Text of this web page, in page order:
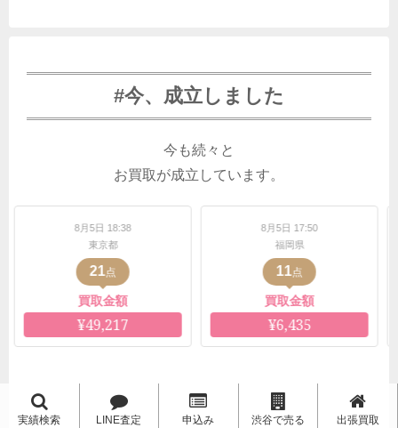
#今、成立しました
今も続々と
お買取が成立しています。
実績検索 LINE査定 申込み 渋谷で売る 出張買取